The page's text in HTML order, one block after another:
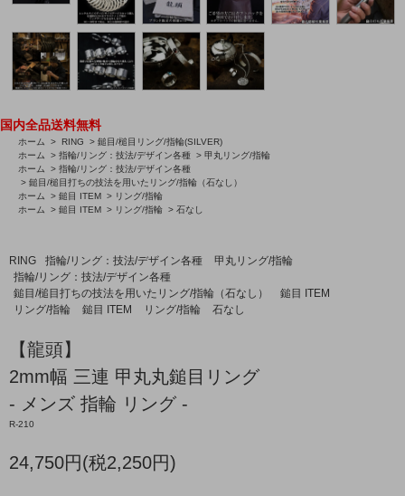
国内全品送料無料
ホーム > RING > 鎚目/槌目リング/指輪(SILVER)
ホーム
> 指輪/リング：技法/デザイン各種 > 甲丸リング/指輪
ホーム
> 指輪/リング：技法/デザイン各種
> 鎚目/槌目打ちの技法を用いたリング/指輪（石なし）
ホーム
> 鎚目 ITEM > リング/指輪
ホーム
> 鎚目 ITEM > リング/指輪 > 石なし
RING 指輪/リング：技法/デザイン各種
甲丸リング/指輪
指輪/リング：技法/デザイン各種
鎚目/槌目打ちの技法を用いたリング/指輪（石なし）
鎚目 ITEM
リング/指輪
鎚目 ITEM リング/指輪 石なし
【龍頭】
2mm幅 三連 甲丸丸鎚目リング
- メンズ 指輪 リング -
R-210
24,750円(税2,250円)